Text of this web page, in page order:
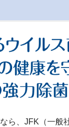
ホーム
支払・送料について
よくあるご質問
特定商取引法
ら、JFK（一般